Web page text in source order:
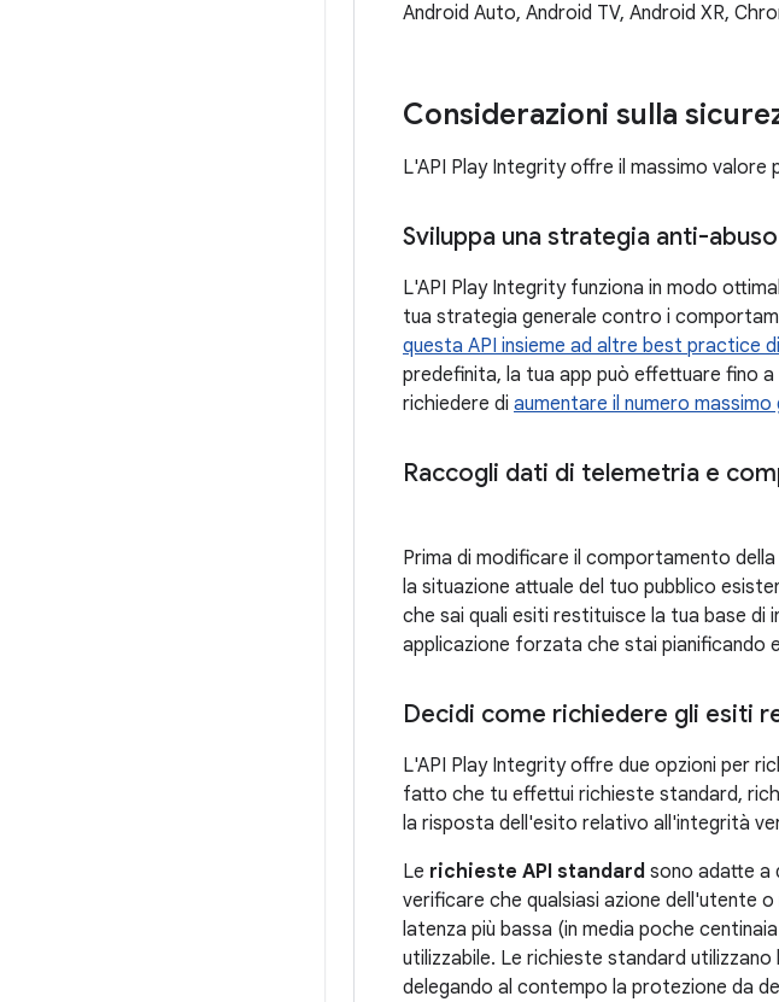
Android Auto, Android TV, Android XR,
Considerazioni sulla
L'API Play Integrity offre il massimo
Sviluppa una strategia anti-abuso
L'API Play Integrity funziona in modo
tua strategia generale contro i
questa API insieme ad altre best practice
predefinita, la tua app può effettuare fino
richiedere di aumentare il numero massimo
Raccogli dati di telemetria e
Prima di modificare il comportamento
la situazione attuale del tuo pubblico
che sai quali esiti restituisce la tua base di
applicazione forzata che stai pianificando
Decidi come richiedere gli esiti
L'API Play Integrity offre due opzioni per
fatto che tu effettui richieste standard,
la risposta dell'esito relativo all'integrità
Le richieste API standard sono adatte a
verificare che qualsiasi azione dell'utente
latenza più bassa (in media poche
utilizzabile. Le richieste standard
delegando al contempo la protezione da